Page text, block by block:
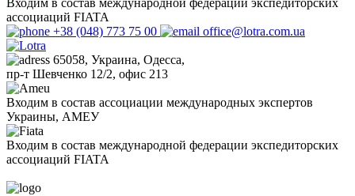
Входим в состав международной федерации экспедиторских
ассоциаций FIATA
+38 (048) 773 75 00
office@lotra.com.ua
65058, Украина, Одесса,
пр-т Шевченко 12/2, офис 213
Входим в состав ассоциации международных экспертов
Украины, АМЕУ
Входим в состав международной федерации экспедиторских
ассоциаций FIATA